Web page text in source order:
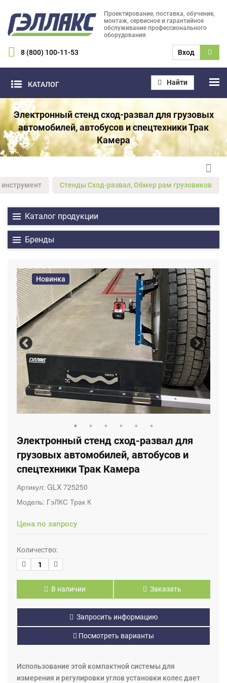
Проектирование, поставка, обучение,
монтаж, сервисное и гарантийное
обслуживание профессионального
оборудования
8 (800) 100-11-53 Вход
КАТАЛОГ Найти
Электронный стенд сход-развал для грузовых
автомобилей, автобусов и спецтехники Трак
Камера
Стенды Сход-развал, Обмер рам грузовиков
Каталог продукции
Бренды
Новинка
Электронный стенд сход-развал для
грузовых автомобилей, автобусов и
спецтехники Трак Камера
Артикул: GLX 725250
Модель: ГэЛКС Трак К
Цена по запросу
Количество:
В наличии Заказать
Запросить информацию
Посмотреть варианты
Использование этой компактной системы для
измерения и регулировки углов установки колес дает